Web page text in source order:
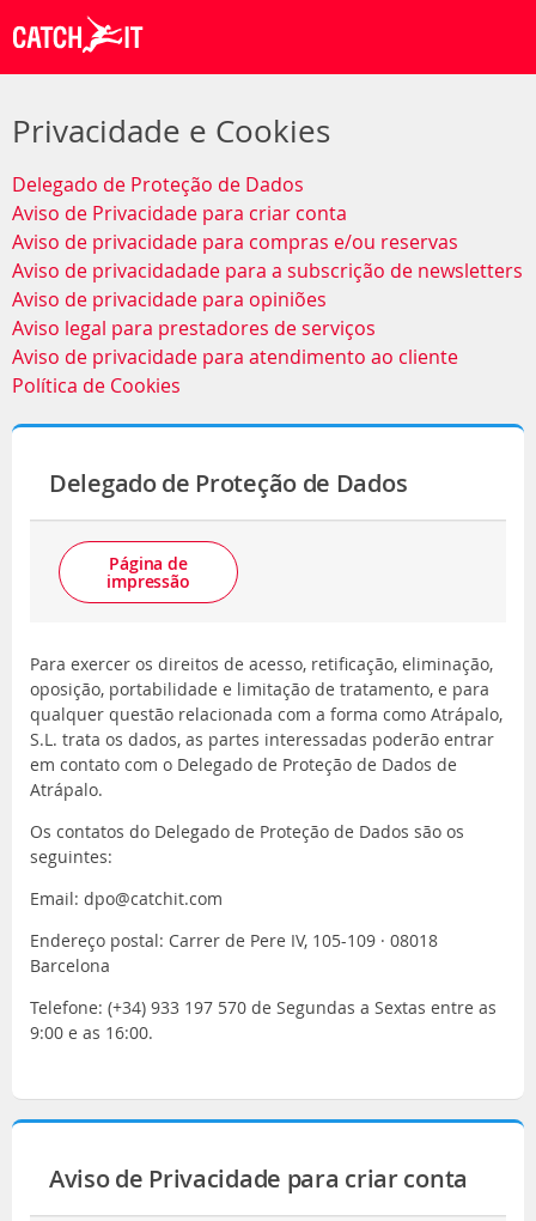
Privacidade e Cookies
Delegado de Proteção de Dados
Aviso de Privacidade para criar conta
Aviso de privacidade para compras e/ou reservas
Aviso de privacidadade para a subscrição de newsletters
Aviso de privacidade para opiniões
Aviso legal para prestadores de serviços
Aviso de privacidade para atendimento ao cliente
Política de Cookies
Delegado de Proteção de Dados
Página de
impressão
Para exercer os direitos de acesso, retificação, eliminação,
oposição, portabilidade e limitação de tratamento, e para
qualquer questão relacionada com a forma como Atrápalo,
S.L. trata os dados, as partes interessadas poderão entrar
em contato com o Delegado de Proteção de Dados de
Atrápalo.
Os contatos do Delegado de Proteção de Dados são os
seguintes:
Email: dpo@catchit.com
Endereço postal: Carrer de Pere IV, 105-109 · 08018
Barcelona
Telefone: (+34) 933 197 570 de Segundas a Sextas entre as
9:00 e as 16:00.
Aviso de Privacidade para criar conta